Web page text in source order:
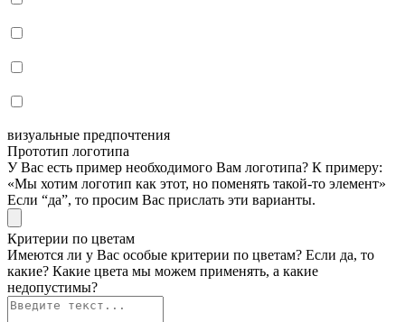
визуальные предпочтения
Прототип логотипа
У Вас есть пример необходимого Вам логотипа? К примеру:
«Мы хотим логотип как этот, но поменять такой-то элемент»
Если “да”, то просим Вас прислать эти варианты.
Критерии по цветам
Имеются ли у Вас особые критерии по цветам? Если да, то
какие? Какие цвета мы можем применять, а какие
недопустимы?